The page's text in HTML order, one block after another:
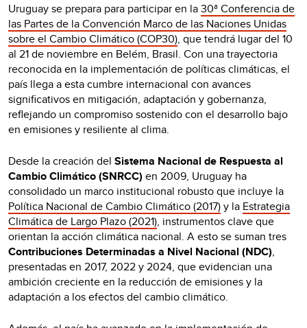
Uruguay se prepara para participar en la30ª Conferencia de
las Partes de la Convención Marco de las Naciones Unidas
sobre el Cambio Climático (COP30), que tendrá lugar del 10
al 21 de noviembre en Belém, Brasil. Con una trayectoria
reconocida en la implementación de políticas climáticas, el
país llega a esta cumbre internacional con avances
significativos en mitigación, adaptación y gobernanza,
reflejando un compromiso sostenido con el desarrollo bajo
en emisiones y resiliente al clima.
Desde la creación del Sistema Nacional de Respuesta al
Cambio Climático (SNRCC) en 2009, Uruguay ha
consolidado un marco institucional robusto que incluye la
Política Nacional de Cambio Climático (2017)y la Estrategia
Climática de Largo Plazo (2021), instrumentos clave que
orientan la acción climática nacional. A esto se suman tres
Contribuciones Determinadas a Nivel Nacional (NDC),
presentadas en 2017, 2022 y 2024, que evidencian una
ambición creciente en la reducción de emisiones y la
adaptación a los efectos del cambio climático.